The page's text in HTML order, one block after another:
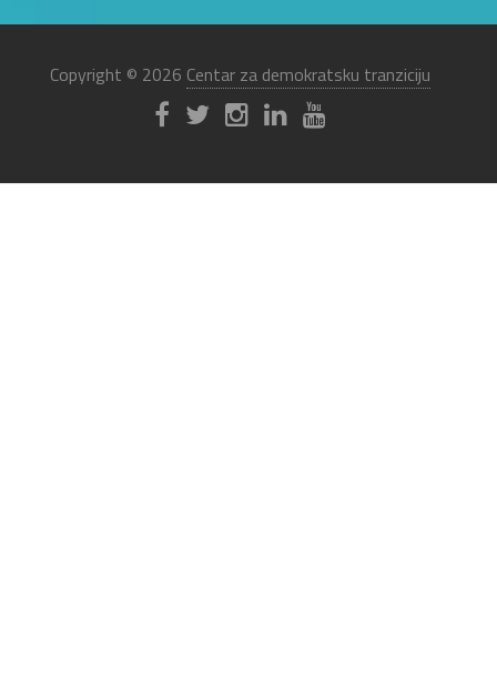
Copyright © 2026 Centar za demokratsku tranziciju